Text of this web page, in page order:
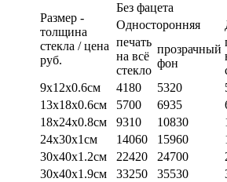
Размер -
толщина
стекла / цена
руб.
Без фацета
Односторонняя
печать
на всё
стекло
прозрачный
фон
9х12х0.6см
4180 5320
13х18х0.6см
5700 6935
18х24х0.8см
9310 10830
24х30х1см
14060 15960
30х40х1.2см
22420 24700
30х40х1.9см
33250 35530